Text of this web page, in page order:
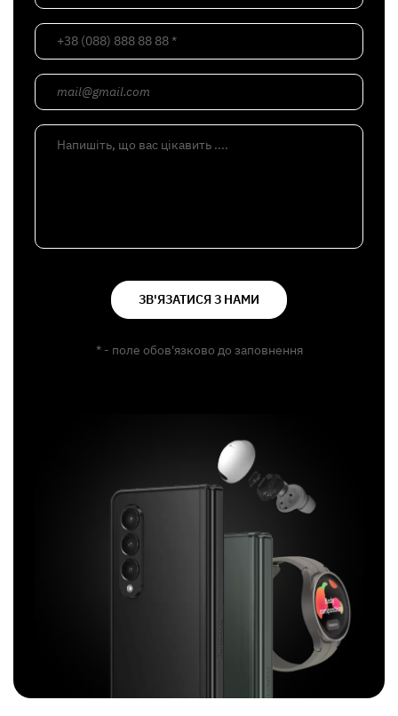
+38 (088) 888 88 88 *
mail@gmail.com
Напишіть, що вас цікавить ....
ЗВ'ЯЗАТИСЯ З НАМИ
* - поле обов'язково до заповнення